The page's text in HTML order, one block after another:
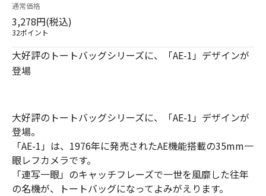
通常価格
3,278円(税込)
32ポイント
大好評のトートバッグシリーズに、「AE-1」デザインが
登場
大好評のトートバッグシリーズに、「AE-1」デザインが
登場。
「AE-1」は、1976年に発売されたAE機能搭載の35mm一
眼レフカメラです。
「連写一眼」のキャッチフレーズで一世を風靡した往年
の名機が、トートバッグになってよみがえります。